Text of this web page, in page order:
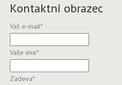
Kontaktni obrazec
Vaš e-mail*
Vaše ime*
Zadeva*